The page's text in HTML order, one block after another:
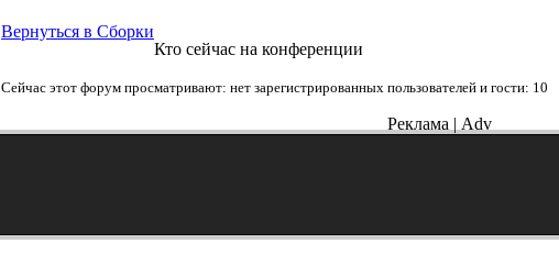
Вернуться в Сборки
Кто сейчас на конференции
Сейчас этот форум просматривают: нет зарегистрированных пользователей и гости: 10
Реклама | Adv